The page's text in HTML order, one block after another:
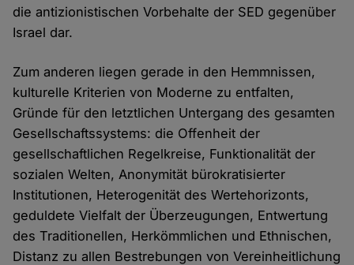
die antizionistischen Vorbehalte der SED gegenüber
Israel dar.
Zum anderen liegen gerade in den Hemmnissen,
kulturelle Kriterien von Moderne zu entfalten,
Gründe für den letztlichen Untergang des gesamten
Gesellschaftssystems: die Offenheit der
gesellschaftlichen Regelkreise, Funktionalität der
sozialen Welten, Anonymität bürokratisierter
Institutionen, Heterogenität des Wertehorizonts,
geduldete Vielfalt der Überzeugungen, Entwertung
des Traditionellen, Herkömmlichen und Ethnischen,
Distanz zu allen Bestrebungen von Vereinheitlichung